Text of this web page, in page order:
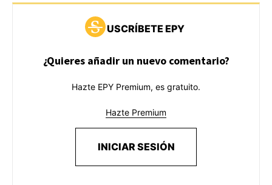
USCRÍBETE EPY
¿Quieres añadir un nuevo comentario?
Hazte EPY Premium, es gratuito.
Hazte Premium
INICIAR SESIÓN